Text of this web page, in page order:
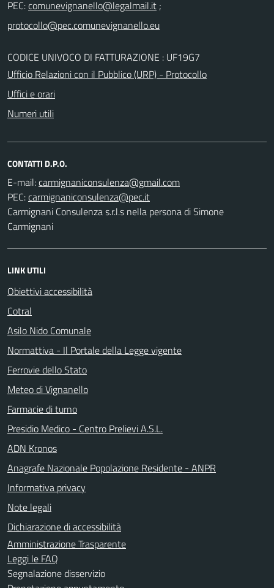
PEC:
;
CODICE UNIVOCO DI FATTURAZIONE : UF19G7
Ufficio Relazioni con il Pubblico (URP) - Protocollo
Uffici e orari
Numeri utili
CONTATTI D.P.O.
E-mail:
PEC:
Carmignani Consulenza s.r.l.s nella persona di Simone
Carmignani
LINK UTILI
Obiettivi accessibilità
Cotral
Asilo Nido Comunale
Normattiva - Il Portale della Legge vigente
Ferrovie dello Stato
Meteo di Vignanello
Farmacie di turno
Presidio Medico - Centro Prelievi A.S.L.
ADN Kronos
Anagrafe Nazionale Popolazione Residente - ANPR
Informativa privacy
Note legali
Dichiarazione di accessibilità
Amministrazione Trasparente
Leggi le FAQ
Segnalazione disservizio